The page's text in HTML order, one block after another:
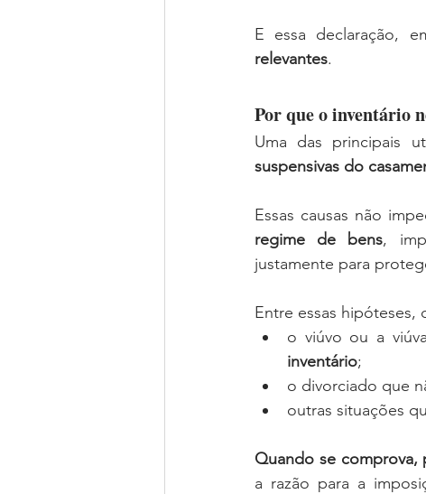
E essa declaração,
relevantes.
Por que o inventário
Uma das principais
suspensivas do
Essas causas não
regime de bens,
justamente para
Entre essas hipóteses,
o viúvo ou a
inventário;
o divorciado que
outras situações
Quando se
a razão para a